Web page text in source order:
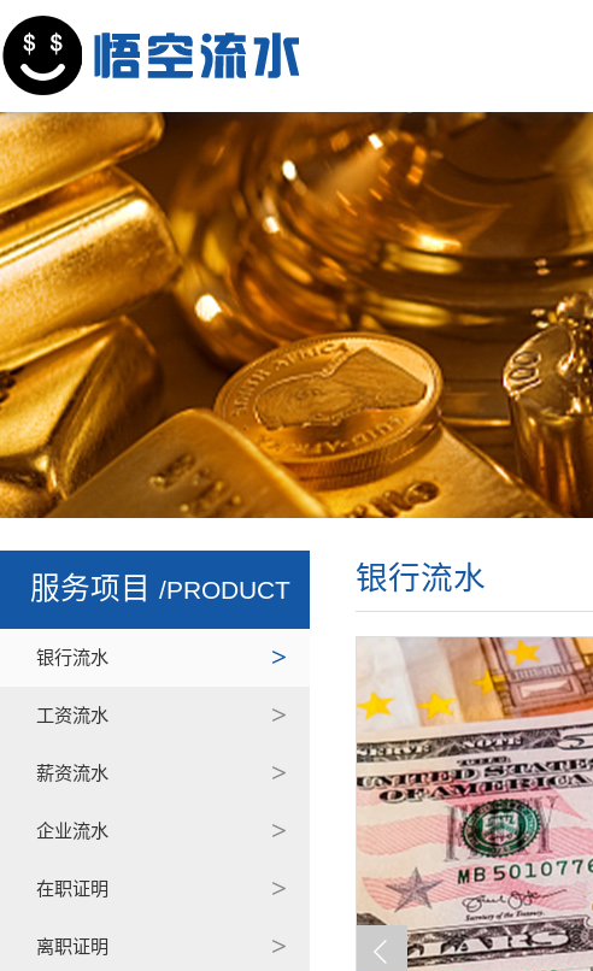
服务项目 /PRODUCT
银行流水
工资流水
薪资流水
企业流水
在职证明
离职证明
银行流水